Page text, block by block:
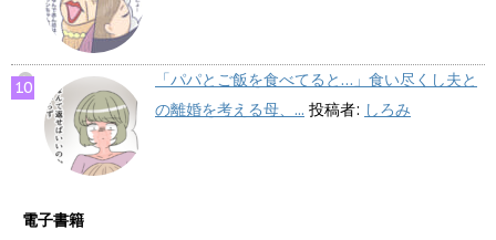
「パパとご飯を食べてると…」食い尽くし夫と
の離婚を考える母、... 投稿者: しろみ
電子書籍